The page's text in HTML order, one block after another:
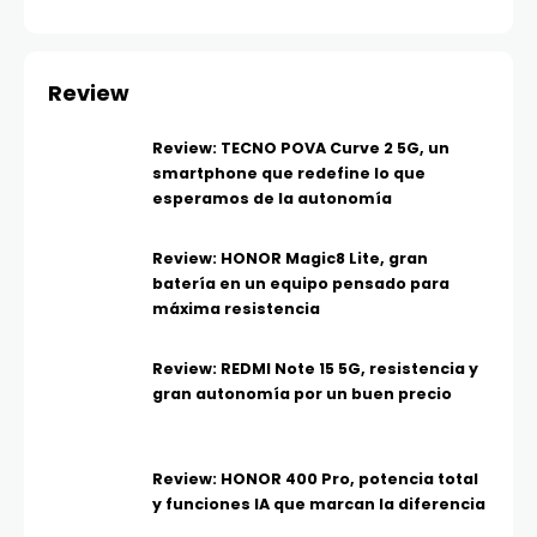
Review
Review: TECNO POVA Curve 2 5G, un
smartphone que redefine lo que
esperamos de la autonomía
Review: HONOR Magic8 Lite, gran
batería en un equipo pensado para
máxima resistencia
Review: REDMI Note 15 5G, resistencia y
gran autonomía por un buen precio
Review: HONOR 400 Pro, potencia total
y funciones IA que marcan la diferencia